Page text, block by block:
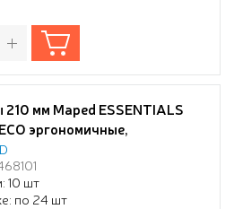
мм Maped ESSENTIALS
эргономичные,
цв. ассорти, в
10 шт
по 24 шт